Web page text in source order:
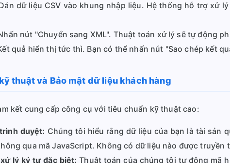
dữ liệu CSV vào khung nhập liệu. Hệ thống hỗ trợ xử
nút "Chuyển sang XML". Thuật toán xử lý sẽ tự động
quả hiển thị tức thì. Bạn có thể nhấn nút "Sao chép kết
thuật và Bảo mật dữ liệu khách hàng
kết cung cấp công cụ với tiêu chuẩn kỹ thuật cao:
duyệt: Chúng tôi hiểu rằng dữ liệu của bạn là tài sản
qua mã JavaScript. Không có dữ liệu nào được
lý ký tự đặc biệt: Thuật toán của chúng tôi tự động mã